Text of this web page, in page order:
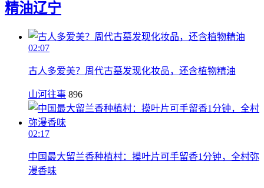
精油辽宁
02:07
古人多爱美？周代古墓发现化妆品，还含植物精油
山河往事 896
02:17
中国最大留兰香种植村：摸叶片可手留香1分钟，全村弥
漫香味